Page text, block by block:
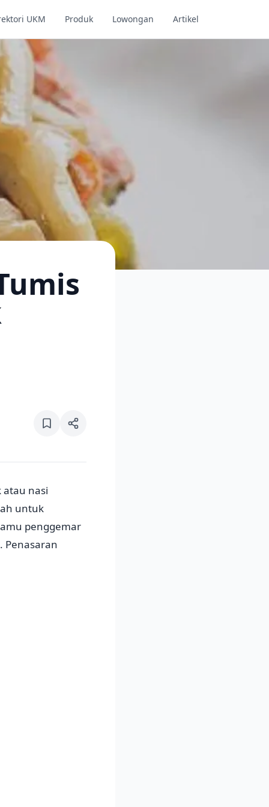
UKM Produk Lowongan Artikel
atau nasi
untuk
penggemar
Penasaran